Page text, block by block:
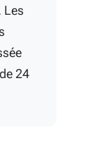
Les
24